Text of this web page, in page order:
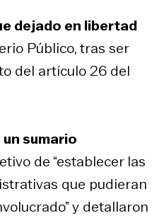
dejado en libertad
Público, tras ser
del artículo 26 del
sumario
de “establecer las
que pudieran
y detallaron